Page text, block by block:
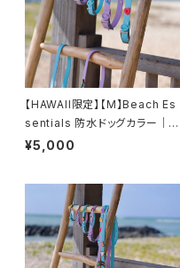
【HAWAII限定】【M】Beach Es
sentials 防水ドッグカラー｜チ
ャーム対応 Waterproof Dog
¥5,000